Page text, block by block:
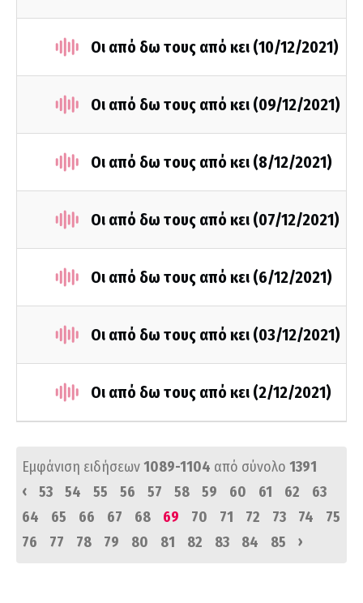
Οι από δω τους από κει (10/12/2021)
Οι από δω τους από κει (09/12/2021)
Οι από δω τους από κει (8/12/2021)
Οι από δω τους από κει (07/12/2021)
Οι από δω τους από κει (6/12/2021)
Οι από δω τους από κει (03/12/2021)
Οι από δω τους από κει (2/12/2021)
Εμφάνιση ειδήσεων1089-1104 από σύνολο 1391
‹
53 54 55 56 57 58 59 60 61 62
63
64
65 66 67 68 69 70 71 72 73 74
75
76
77 78 79 80 81 82 83 84 85 ›